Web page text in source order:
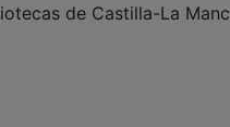
de Castilla-La